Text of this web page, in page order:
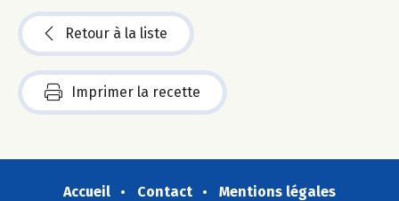
Retour à la liste
Imprimer la recette
Accueil Contact
Mentions légales